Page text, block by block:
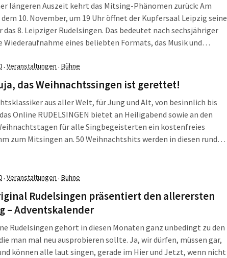
längeren Auszeit kehrt das Mitsing-Phänomen zurück: Am
10. November, um 19 Uhr öffnet der Kupfersaal Leipzig seine
das 8. Leipziger Rudelsingen. Das bedeutet nach sechsjähriger
Wiederaufnahme eines beliebten Formats, das Musik und
ist kein Konzert, kein […]
· Veranstaltungen · Bühne
das Weihnachtssingen ist gerettet!
aus aller Welt, für Jung und Alt, von besinnlich bis
Online RUDELSINGEN bietet an Heiligabend sowie an den
für alle Singbegeisterten ein kostenfreies
zum Mitsingen an. 50 Weihnachtshits werden in diesen rund
am Cembalo.
· Veranstaltungen · Bühne
Rudelsingen präsentiert den allerersten
– Adventskalender
Rudelsingen gehört in diesen Monaten ganz unbedingt zu den
man mal neu ausprobieren sollte. Ja, wir dürfen, müssen gar,
können alle laut singen, gerade im Hier und Jetzt, wenn nicht